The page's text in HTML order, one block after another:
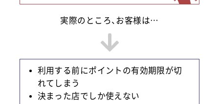
実際のところ、お客様は…
利用する前にポイントの有効期限が切
れてしまう
決まった店でしか使えない